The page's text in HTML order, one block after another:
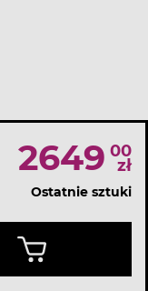
2649 00
zł
Ostatnie sztuki